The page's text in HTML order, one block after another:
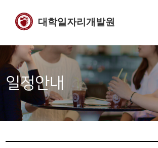
대학일자리개발원
일정안내